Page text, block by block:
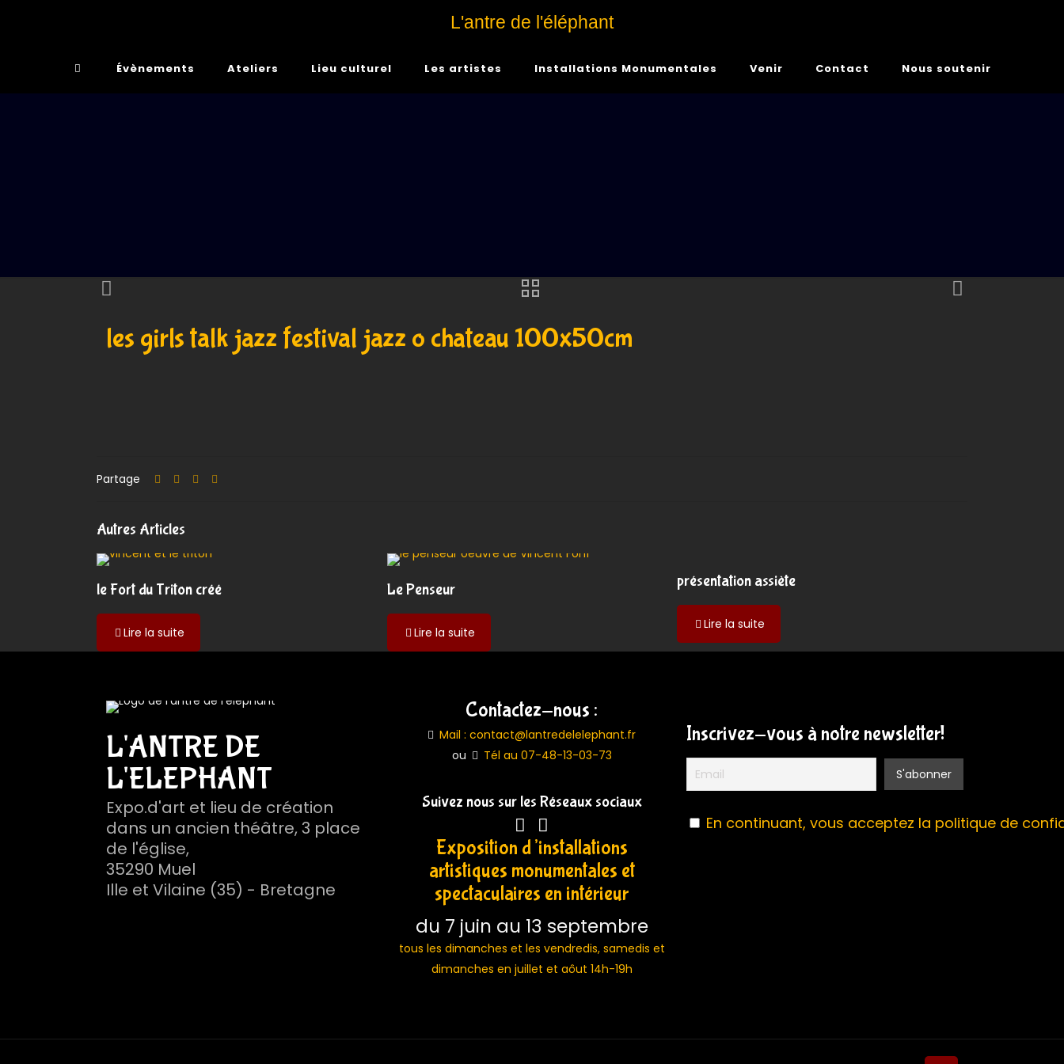
L'antre de l'éléphant
Évènements Ateliers Lieu culturel Les artistes Installations Monumentales Venir Contact Nous soutenir
les girls talk jazz festival jazz o chateau 100x50cm
Partage
Autres Articles
le Fort du Triton créé
Lire la suite
Le Penseur
Lire la suite-
présentation assiète
Lire la suite
présentation
assiète
L'ANTRE DE
L'ELEPHANT
Expo.d'art et lieu de création
dans un ancien théâtre, 3 place
de l'église,
35290 Muel
Ille et Vilaine (35) - Bretagne
Contactez-nous :
Mail : contact@lantredelelephant.fr
ou
Tél au 07-48-13-03-73
Suivez nous sur les Réseaux sociaux
Exposition d’installations
artistiques monumentales et
spectaculaires en intérieur
du 7 juin au 13 septembre
tous les dimanches et les vendredis, samedis et
dimanches en juillet et aôut 14h-19h
Inscrivez-vous à notre newsletter!
En continuant, vous acceptez la politique de